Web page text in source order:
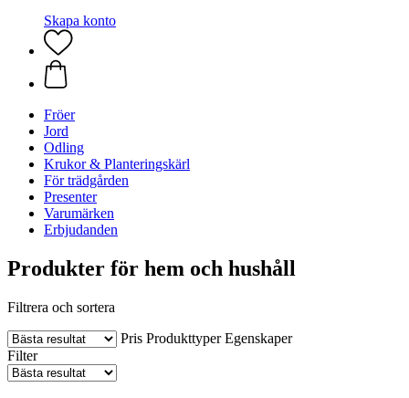
Skapa konto
Fröer
Jord
Odling
Krukor & Planteringskärl
För trädgården
Presenter
Varumärken
Erbjudanden
Produkter för hem och hushåll
Filtrera och sortera
Pris Produkttyper Egenskaper
Filter